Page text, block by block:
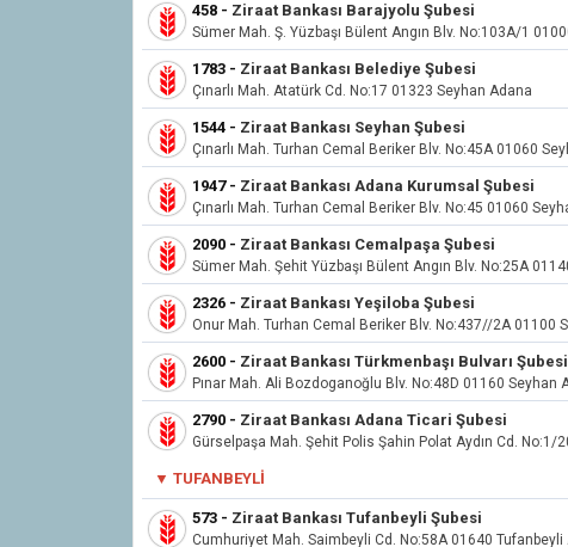
458 - Ziraat Bankası Barajyolu Şubesi
Sümer Mah. Ş. Yüzbaşı Bülent Angın Blv. No:103A/1
1783 - Ziraat Bankası Belediye Şubesi
Çınarlı Mah. Atatürk Cd. No:17 01323 Seyhan Adana
1544 - Ziraat Bankası Seyhan Şubesi
Çınarlı Mah. Turhan Cemal Beriker Blv. No:45A 01060
1947- Ziraat Bankası Adana Kurumsal Şubesi
Çınarlı Mah. Turhan Cemal Beriker Blv. No:45 01060
2090 - Ziraat Bankası Cemalpaşa Şubesi
Sümer Mah. Şehit Yüzbaşı Bülent Angın Blv. No:25A
2326 - Ziraat Bankası Yeşiloba Şubesi
Onur Mah. Turhan Cemal Beriker Blv. No:437//2A 01100
2600 - Ziraat Bankası Türkmenbaşı Bulvarı Şubesi
Pınar Mah. Ali Bozdoganoğlu Blv. No:48D 01160 Seyhan
2790 - Ziraat Bankası Adana Ticari Şubesi
Gürselpaşa Mah. Şehit Polis Şahin Polat Aydın Cd. No:1/
▼ TUFANBEYLI
573 - Ziraat Bankası Tufanbeyli Şubesi
Cumhuriyet Mah. Saimbeyli Cd. No:58A 01640 Tufanbeyli